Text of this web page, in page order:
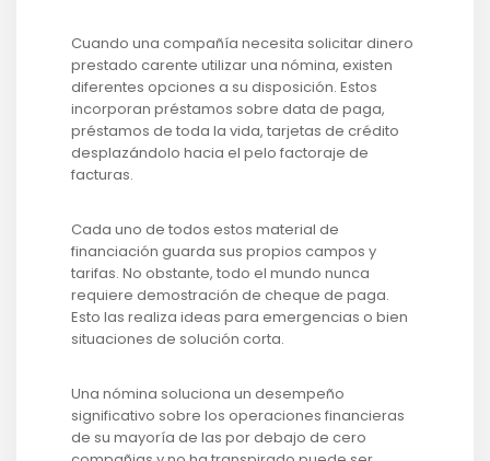
Cuando una compañía necesita solicitar dinero
prestado carente utilizar una nómina, existen
diferentes opciones a su disposición. Estos
incorporan préstamos sobre data de paga,
préstamos de toda la vida, tarjetas de crédito
desplazándolo hacia el pelo factoraje de
facturas.
Cada uno de todos estos material de
financiación guarda sus propios campos y
tarifas. No obstante, todo el mundo nunca
requiere demostración de cheque de paga.
Esto las realiza ideas para emergencias o bien
situaciones de solución corta.
Una nómina soluciona un desempeño
significativo sobre los operaciones financieras
de su mayoría de las por debajo de cero